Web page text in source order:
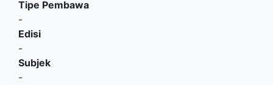
Tipe Pembawa
-
Edisi
-
Subjek
-